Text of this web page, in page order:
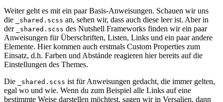
Weiter geht es mit ein paar Basis-Anweisungen. Schauen wir uns
die
_shared.scss an, sehen wir, dass auch diese leer ist. Aber in
der
_shared.scss des Nutshell Frameworks finden wir ein paar
Anweisungen für Überschriften, Listen, Links und ein paar andere
Elemente. Hier kommen auch erstmals Custom Properties zum
Einsatz, d.h. Farben und Abstände reagieren hier bereits auf die
Einstellungen des Themes.
Die
_shared.scss ist für Anweisungen gedacht, die immer gelten,
egal wo und wie. Wenn du zum Beispiel alle Links auf eine
bestimmte Weise darstellen möchtest, sagen wir in Versalien, dann